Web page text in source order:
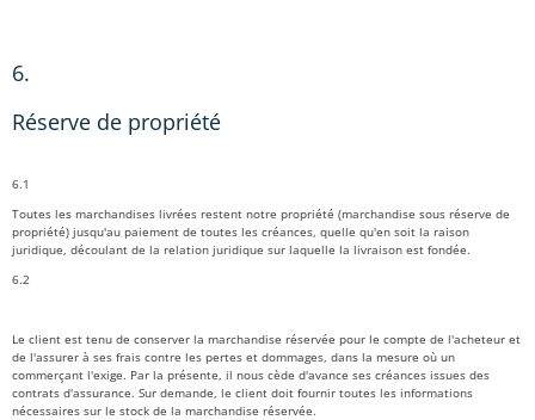
6.
Réserve de propriété
6.1
Toutes les marchandises livrées restent notre propriété (marchandise sous réserve de
propriété) jusqu'au paiement de toutes les créances, quelle qu'en soit la raison
juridique, découlant de la relation juridique sur laquelle la livraison est fondée.
6.2
Le client est tenu de conserver la marchandise réservée pour le compte de l'acheteur et
de l'assurer à ses frais contre les pertes et dommages, dans la mesure où un
commerçant l'exige. Par la présente, il nous cède d'avance ses créances issues des
contrats d'assurance. Sur demande, le client doit fournir toutes les informations
nécessaires sur le stock de la marchandise réservée.